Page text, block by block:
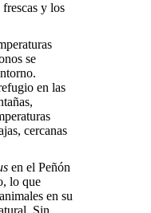
frescas y los
se
en las
cercanas
en el Peñón
lo que
en su